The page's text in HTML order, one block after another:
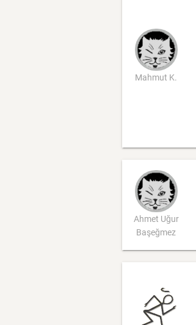
Mahmut K.
Ahmet Uğur
Başeğmez